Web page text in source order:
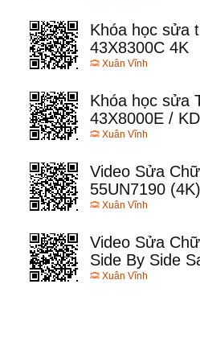
Khóa học sửa
43X8300C 4K
Xuân Vĩnh
Khóa học sửa
43X8000E /
Xuân Vĩnh
Video Sửa
55UN7190 (4K)
Xuân Vĩnh
Video Sửa
Side By Side
Xuân Vĩnh